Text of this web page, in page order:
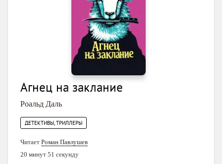
Агнец на заклание
Роальд Даль
ДЕТЕКТИВЫ, ТРИЛЛЕРЫ
Читает Роман Павлушев
20 минут 51 секунду